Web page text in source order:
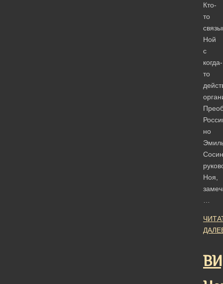
Кто-
то
Ной
с
когда-
то
но
Ноя,